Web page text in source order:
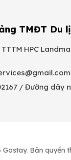
TMĐT Du
HPC
/ Đường dây
Bản quyền